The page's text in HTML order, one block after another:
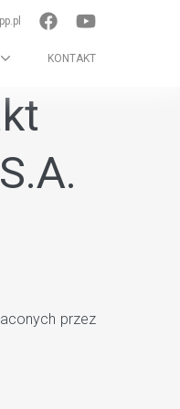
KONTAKT
przez